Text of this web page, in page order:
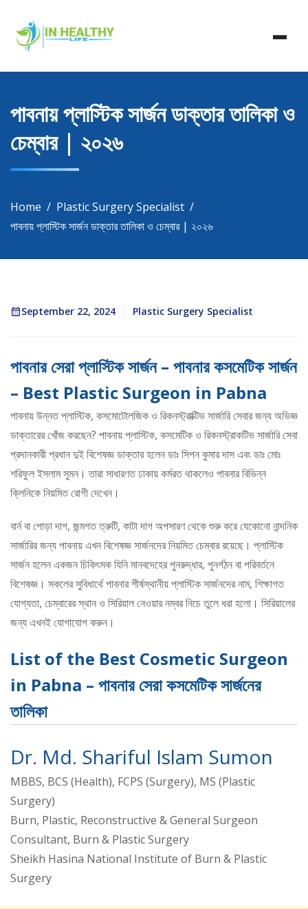
content
In Healthy Life
In Healthy Life, Healthy Life, Health Life, Doctor List,
Doctor Listing
পাবনায় প্লাস্টিক সার্জন ডাক্তার তালিকা ও
চেম্বার | ২০২৬
Home
Plastic Surgery Specialist
পাবনায় প্লাস্টিক সার্জন ডাক্তার তালিকা ও চেম্বার | ২০২৬
September 22, 2024 Plastic Surgery Specialist
পাবনার সেরা প্লাস্টিক সার্জন – পাবনার কসমেটিক সার্জন
– Best Plastic Surgeon in Pabna
পাবনায় উন্নত প্লাস্টিক, কসমোটোলজিক ও রিকনস্ট্রাক্টিভ সার্জারি সেবার জন্য অভিজ্ঞ
ডাক্তারের খোঁজ করছেন? পাবনায় প্লাস্টিক, কসমেটিক ও রিকনস্ট্রাকটিভ সার্জারি সেবা
প্রদানকারী প্রধান দুই বিশেষজ্ঞ ডাক্তার হলেন ডাঃ সিপন কুমার দাস এবং ডাঃ মোঃ
শরিফুল ইসলাম সুমন। তারা সাধারণত ঢাকায় কর্মরত থাকলেও পাবনার বিভিন্ন
ক্লিনিকে নিয়মিত রোগী দেখেন।
বার্ন বা পোড়া দাগ, জন্মগত ত্রুটি, কাটা দাগ অপসারণ থেকে শুরু করে যেকোনো নান্দনিক
সার্জারির জন্য পাবনায় এখন বিশেষজ্ঞ সার্জনদের নিয়মিত চেম্বার রয়েছে। প্লাস্টিক
সার্জন হলেন একজন চিকিৎসক যিনি মানবদেহের পুনরুদ্ধার, পুনর্গঠন বা পরিবর্তনে
বিশেষজ্ঞ। সকলের সুবিধার্থে পাবনার শীর্ষস্থানীয় প্লাস্টিক সার্জনদের নাম, শিক্ষাগত
যোগ্যতা, চেম্বারের স্থান ও সিরিয়াল নেওয়ার নম্বর নিচে তুলে ধরা হলো। সিরিয়ালের
জন্য এখনই যোগাযোগ করুন।
List of the Best Cosmetic Surgeon
in Pabna – পাবনার সেরা কসমেটিক সার্জনের
তালিকা
Dr. Md. Shariful Islam Sumon
MBBS, BCS (Health), FCPS (Surgery), MS (Plastic
Surgery)
Burn, Plastic, Reconstructive & General Surgeon
Consultant, Burn & Plastic Surgery
Sheikh Hasina National Institute of Burn & Plastic
Surgery